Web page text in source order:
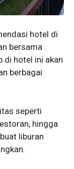
hotel di
bersama
di hotel ini akan
berbagai
seperti
hingga
liburan